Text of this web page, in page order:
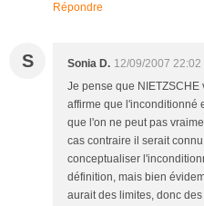
Répondre
S Sonia D. 12/09/2007 22:02
Je pense que
affirme que l'inconditionné
que l'on ne peut pas
cas contraire il serait
conceptualiser
définition, mais bien
aurait des limites, donc